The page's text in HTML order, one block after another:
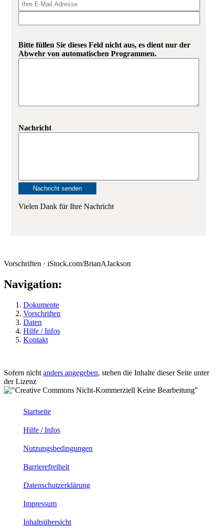
Bitte füllen Sie dieses Feld nicht aus, es dient nur der
Abwehr von automatischen Programmen.
Nachricht
Vielen Dank für Ihre Nachricht
Vorschriften · iStock.com/BrianAJackson
Navigation:
Dokumente
Vorschriften
Daten
Hilfe / Infos
Kontakt
Sofern nicht anders angegeben, stehen die Inhalte dieser Seite unter
der Lizenz
Startseite
Hilfe / Infos
Nutzungsbedingungen
Barrierefreiheit
Datenschutzerklärung
Impressum
Inhaltsübersicht